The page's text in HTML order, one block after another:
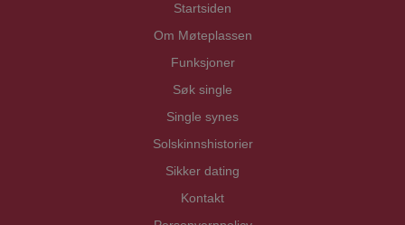
Startsiden
Om Møteplassen
Funksjoner
Søk single
Single synes
Solskinnshistorier
Sikker dating
Kontakt